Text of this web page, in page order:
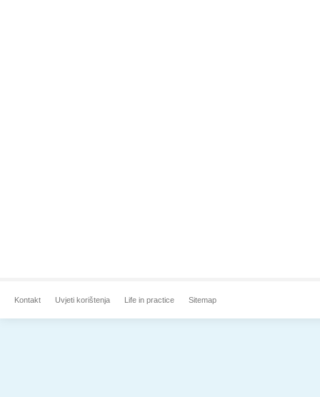
Kontakt Uvjeti korištenja Life in practice Sitemap